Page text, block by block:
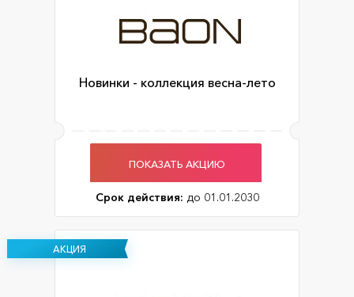
Новинки - коллекция весна-лето
ПОКАЗАТЬ АКЦИЮ
Срок действия: до 01.01.2030
АКЦИЯ